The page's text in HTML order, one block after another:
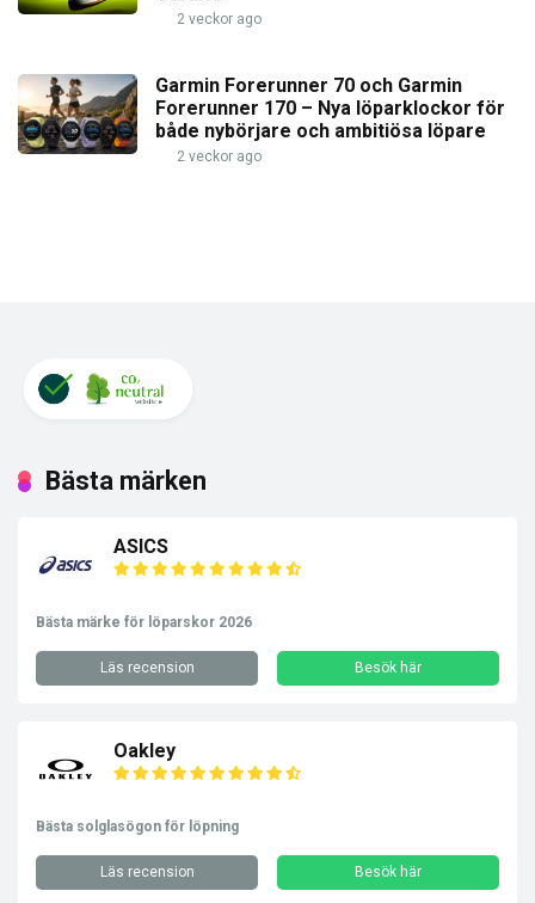
2 veckor ago
Garmin Forerunner 70 och Garmin
Forerunner 170 – Nya löparklockor för
både nybörjare och ambitiösa löpare
2 veckor ago
Bästa märken
ASICS
Bästa märke för löparskor 2026
Läs recension Besök här
Oakley
Bästa solglasögon för löpning
Läs recension Besök här